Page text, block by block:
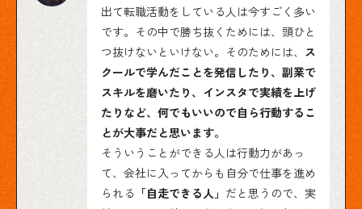
出て転職活動をしている人は今すごく多い
です。その中で勝ち抜くためには、頭ひと
つ抜けないといけない。そのためには、 ス
クールで学んだことを発信したり、副業で
スキルを磨いたり、インスタで実績を上げ
たりなど、何でもいいので自ら行動するこ
とが大事だと思います。
そういうことができる人は行動力があっ
て、会社に入ってからも自分で仕事を進め
られる 「自走できる人」 だと思うので、実